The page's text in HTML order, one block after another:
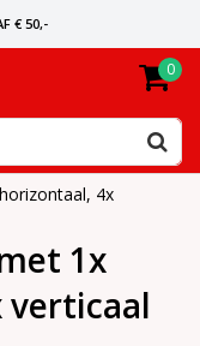
€ 50,-
0
4x
1x
verticaal